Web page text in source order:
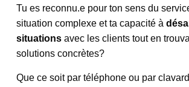
Tu es reconnu.e pour ton sens du
situation complexe et ta capacité à
situations avec les clients tout en
solutions concrètes?
Que ce soit par téléphone ou par